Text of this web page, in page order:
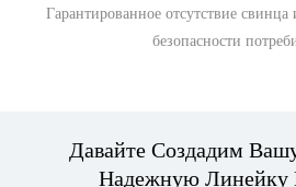
Гарантированное отсутствие
безопасности
Давайте Создадим
Надежную Линейку